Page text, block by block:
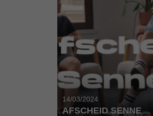
14/03/2024
AFSCHEID SENNE